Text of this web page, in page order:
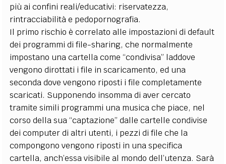
più ai confini reali/educativi: riservatezza,
rintracciabilità e pedopornografia.
Il primo rischio è correlato alle impostazioni di default
dei programmi di file-sharing, che normalmente
impostano una cartella come “condivisa” laddove
vengono dirottati i file in scaricamento, ed una
seconda dove vengono riposti i file completamente
scaricati. Supponendo insomma di aver cercato
tramite simili programmi una musica che piace, nel
corso della sua “captazione” dalle cartelle condivise
dei computer di altri utenti, i pezzi di file che la
compongono vengono riposti in una specifica
cartella, anch’essa visibile al mondo dell’utenza. Sarà